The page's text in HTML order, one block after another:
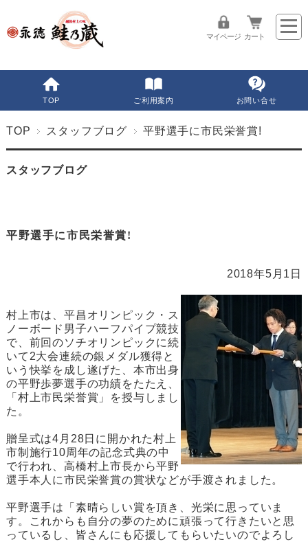
マイページ カート
TOP ご利用案内 お問い合せ
TOP スタッフブログ 平野選手に市民栄誉賞!
スタッフブログ
平野選手に市民栄誉賞!
2018年5月1日
村上市は、平昌オリンピック・ス
ノーボード男子ハーフパイプ競技
で、前回のソチオリンピックに続
いて2大会連続の銀メダル獲得と
いう快挙を成し遂げた、本市出身
の平野歩夢選手の功績をたたえ、
「村上市民栄誉賞」を授与しまし
た。
贈呈式は4月28日に開かれた村上
市制施行10周年の記念式典の中
で行われ、高橋村上市長から平野
選手本人に市民栄誉賞の賞状などが手渡されました。
平野選手は「素晴らしい賞を頂き、光栄に思っていま
す。これからも自分の夢のために頑張って行きたいと思
っているし、皆さんにも応援してもらいたいのでよろし